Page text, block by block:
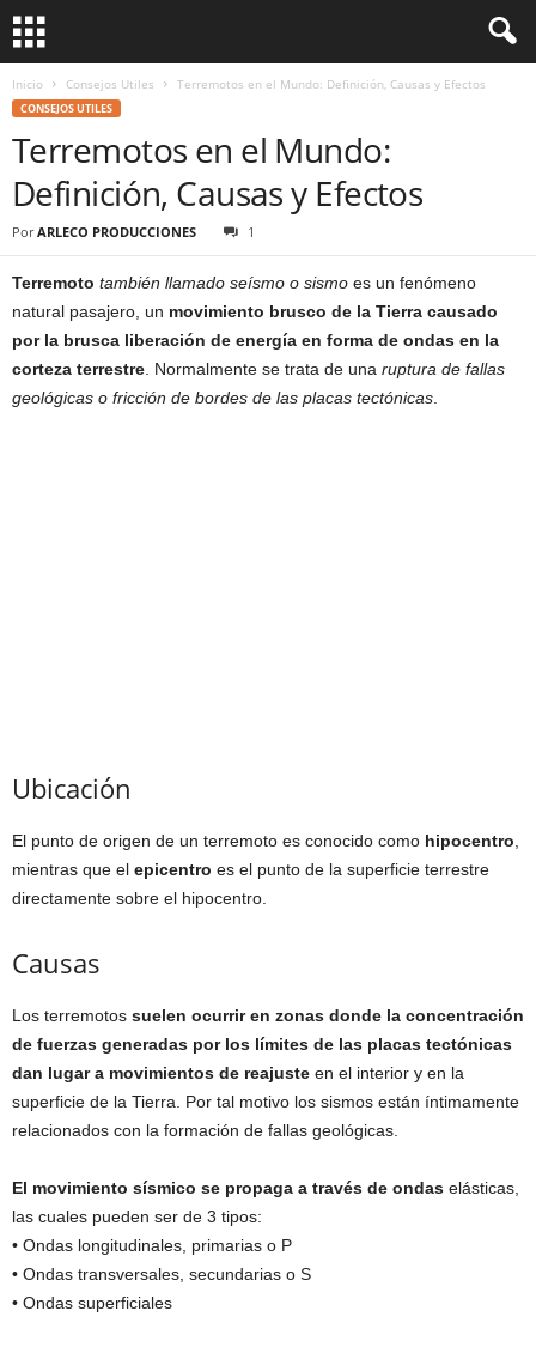
Inicio Consejos Utiles Terremotos en el Mundo: Definición, Causas y Efectos
CONSEJOS UTILES
Terremotos en el Mundo:
Definición, Causas y Efectos
Por ARLECO PRODUCCIONES 1
Terremoto también llamado seísmo o sismo es un fenómeno
natural pasajero, un movimiento brusco de la Tierra causado
por la brusca liberación de energía en forma de ondas en la
corteza terrestre . Normalmente se trata de una ruptura de fallas
geológicas o fricción de bordes de las placas tectónicas
Ubicación
El punto de origen de un terremoto es conocido como hipocentro
mientras que el epicentro es el punto de la superficie terrestre
directamente sobre el hipocentro.
Causas
Los terremotos suelen ocurrir en zonas donde la concentración
de fuerzas generadas por los límites de las placas tectónicas
dan lugar a movimientos de reajuste en el interior y en la
superficie de la Tierra. Por tal motivo los sismos están íntimamente
relacionados con la formación de fallas geológicas.
El movimiento sísmico se propaga a través de ondas elásticas,
las cuales pueden ser de 3 tipos:
• Ondas longitudinales, primarias o P
• Ondas transversales, secundarias o S
• Ondas superficiales